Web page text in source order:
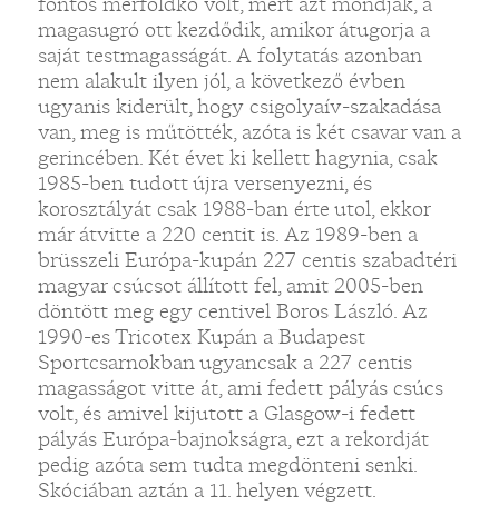
magasugró ott kezdődik, amikor átugorja a
saját testmagasságát. A folytatás azonban
nem alakult ilyen jól, a következő évben
ugyanis kiderült, hogy csigolyaív-szakadása
van, meg is műtötték, azóta is két csavar van a
gerincében. Két évet ki kellett hagynia, csak
1985-ben tudott újra versenyezni, és
korosztályát csak 1988-ban érte utol, ekkor
már átvitte a 220 centit is. Az 1989-ben a
brüsszeli Európa-kupán 227 centis szabadtéri
magyar csúcsot állított fel, amit 2005-ben
döntött meg egy centivel Boros László. Az
1990-es Tricotex Kupán a Budapest
Sportcsarnokban ugyancsak a 227 centis
magasságot vitte át, ami fedett pályás csúcs
volt, és amivel kijutott a Glasgow-i fedett
pályás Európa-bajnokságra, ezt a rekordját
pedig azóta sem tudta megdönteni senki.
Skóciában aztán a 11. helyen végzett.